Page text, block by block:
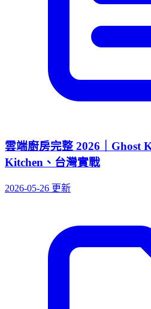
雲端廚房完整 2026｜Ghost
Kitchen、台灣實戰
2026-05-26 更新